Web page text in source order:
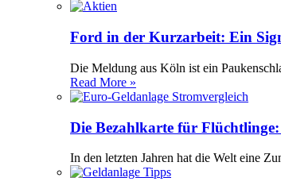
Ford in der Kurzarbeit: Ein
Die Meldung aus Köln ist ein
Read More »
Die Bezahlkarte für
In den letzten Jahren hat die Welt eine